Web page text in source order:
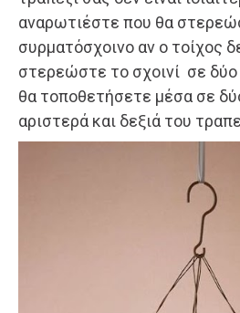
αναρωτιέστε που θα
συρματόσχοινο αν ο τοίχος
στερεώστε το σχοινί σε
θα τοποθετήσετε μέσα σε
αριστερά και δεξιά του